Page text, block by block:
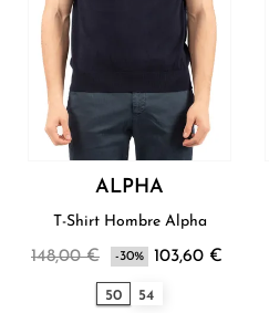
ALPHA
T-Shirt Hombre Alpha
148,00 € -30% 103,60 €
50 54